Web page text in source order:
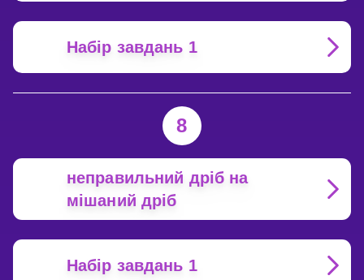
Набір завдань 1
8
неправильний дріб на
мішаний дріб
Набір завдань 1